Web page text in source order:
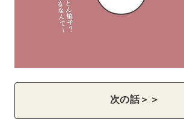
次の話＞＞